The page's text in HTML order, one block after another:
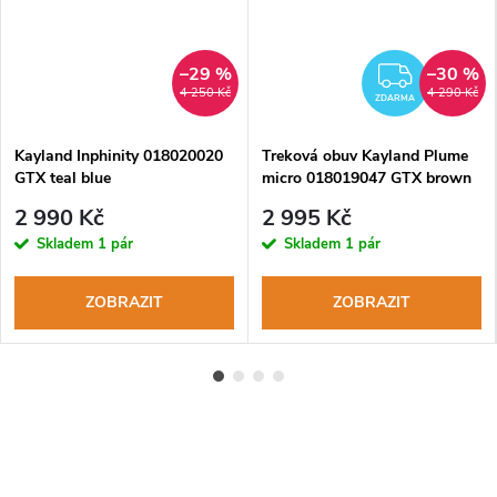
4 250 Kč
–29 %
Kayland Inphinity 018020020
GTX teal blue
2 990 Kč
Skladem 1 pár
ZOBRAZIT
ZDARMA 4 290 Kč
–30 %
Treková obuv Kayland Plume
micro 018019047 GTX brown
2 995 Kč
Skladem 1 pár
ZOBRAZIT